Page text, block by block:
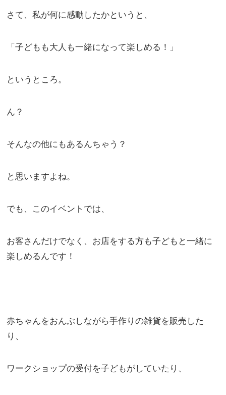
さて、私が何に感動したかというと、
「子どもも大人も一緒になって楽しめる！」
というところ。
ん？
そんなの他にもあるんちゃう？
と思いますよね。
でも、このイベントでは、
お客さんだけでなく、お店をする方も子どもと一緒に
楽しめるんです！
赤ちゃんをおんぶしながら手作りの雑貨を販売した
り、
ワークショップの受付を子どもがしていたり、